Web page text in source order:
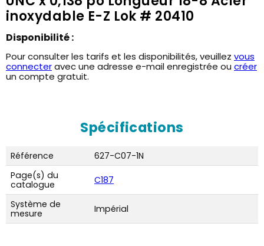
inoxydable E-Z Lok # 20410
Disponibilité :
Pour consulter les tarifs et les disponibilités, veuillez vous
connecteravec une adresse e-mail enregistrée ou créer
un compte gratuit.
Spécifications
Référence
627-C07-1N
Page(s) du
catalogue
C187
Système de
mesure
Impérial